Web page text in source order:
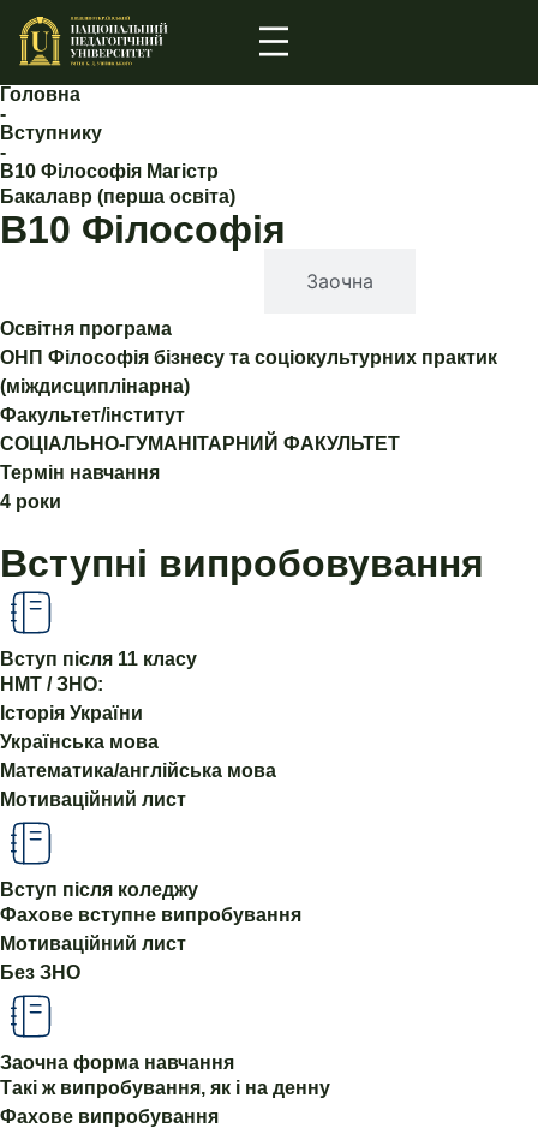
Головна
-
Вступнику
-
В10 Філософія Магістр
Бакалавр (перша освіта)
В10 Філософія
Заочна
Освітня програма
ОНП Філософія бізнесу та соціокультурних практик
(міждисциплінарна)
Факультет/інститут
СОЦІАЛЬНО-ГУМАНІТАРНИЙ ФАКУЛЬТЕТ
Термін навчання
4 роки
Вступні випробовування
Вступ після 11 класу
НМТ / ЗНО:
Історія України
Українська мова
Математика/англійська мова
Мотиваційний лист
Вступ після коледжу
Фахове вступне випробування
Мотиваційний лист
Без ЗНО
Заочна форма навчання
Такі ж випробування, як і на денну
Фахове випробування